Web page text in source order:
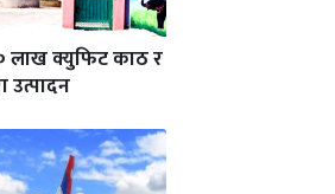
लाख क्युफिट काठ र
उत्पादन